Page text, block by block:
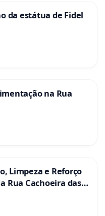
da estátua de Fidel
na Rua
Limpeza e Reforço
Rua Cachoeira das